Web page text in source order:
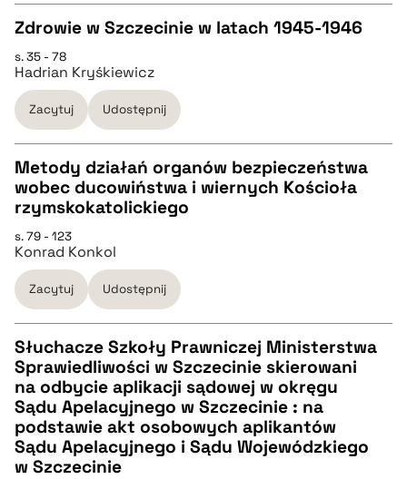
BIBTEX
pobierz cytat
CZYSTY TEKST
pobierz cytat
BIBTEX
Zdrowie w Szczecinie w latach 1945-1946
s. 35 - 78
Hadrian Kryśkiewicz
Zacytuj Udostępnij
CZYSTY TEKST
pobierz cytat
BIBTEX
pobierz cytat
Metody działań organów bezpieczeństwa
wobec ducowiństwa i wiernych Kościoła
rzymskokatolickiego
s. 79 - 123
Konrad Konkol
Zacytuj Udostępnij
CZYSTY TEKST
pobierz cytat
Słuchacze Szkoły Prawniczej Ministerstwa
Sprawiedliwości w Szczecinie skierowani
na odbycie aplikacji sądowej w okręgu
Sądu Apelacyjnego w Szczecinie : na
podstawie akt osobowych aplikantów
Sądu Apelacyjnego i Sądu Wojewódzkiego
w Szczecinie